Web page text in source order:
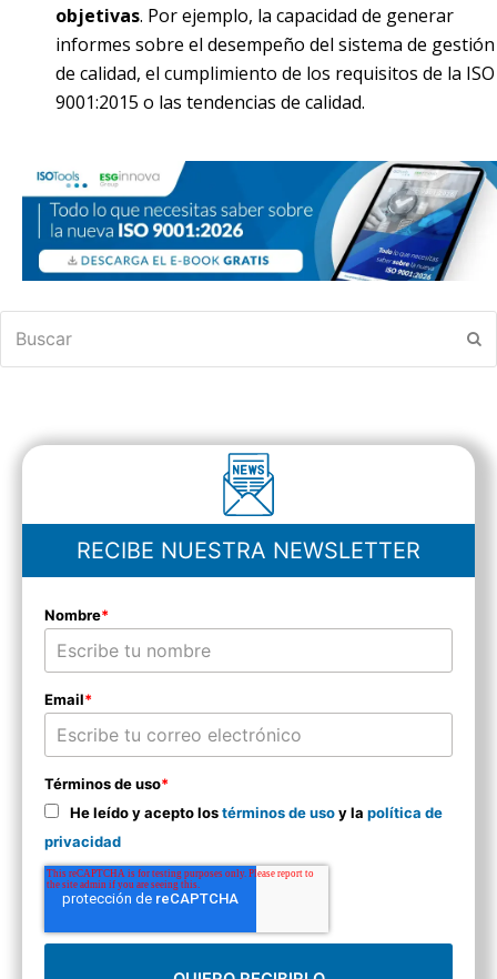
objetivas. Por ejemplo, la capacidad de generar
informes sobre el desempeño del sistema de gestión
de calidad, el cumplimiento de los requisitos de la ISO
9001:2015 o las tendencias de calidad.
RECIBE NUESTRA NEWSLETTER
Nombre*
Email*
Términos de uso*
He leído y acepto lostérminos de usoy la política de
privacidad